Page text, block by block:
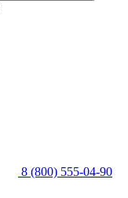
8 (800) 555-04-90